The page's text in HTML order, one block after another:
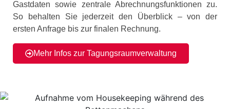
Gastdaten sowie zentrale Abrechnungsfunktionen zu.
So behalten Sie jederzeit den Überblick – von der
ersten Anfrage bis zur finalen Rechnung.
Mehr Infos zur Tagungsraumverwaltung